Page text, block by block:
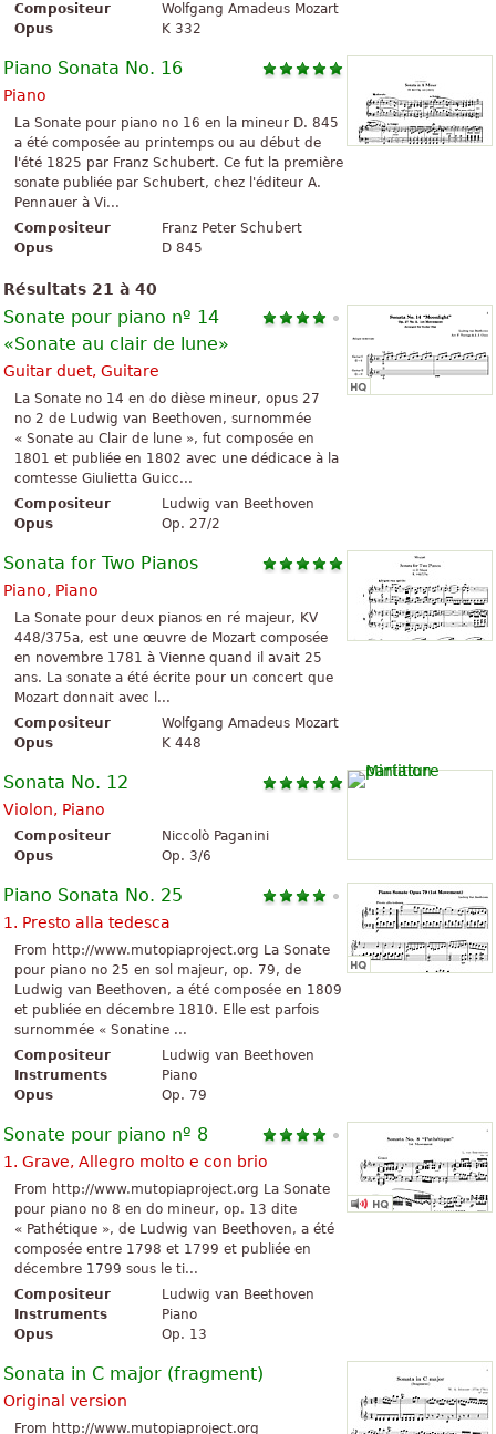
Compositeur
Wolfgang Amadeus Mozart
Opus
K 332
Piano Sonata No. 16
Piano
La Sonate pour piano no 16 en la mineur D. 845
a été composée au printemps ou au début de
l'été 1825 par Franz Schubert. Ce fut la première
sonate publiée par Schubert, chez l'éditeur A.
Pennauer à Vi...
Compositeur
Franz Peter Schubert
Opus
D 845
Résultats 21 à 40
Sonate pour piano nº 14
«Sonate au clair de lune»
Guitar duet, Guitare
La Sonate no 14 en do dièse mineur, opus 27
no 2 de Ludwig van Beethoven, surnommée
« Sonate au Clair de lune », fut composée en
1801 et publiée en 1802 avec une dédicace à la
comtesse Giulietta Guicc...
Compositeur
Ludwig van Beethoven
Opus
Op. 27/2
Sonata for Two Pianos
Piano, Piano
La Sonate pour deux pianos en ré majeur, KV
448/375a, est une œuvre de Mozart composée
en novembre 1781 à Vienne quand il avait 25
ans. La sonate a été écrite pour un concert que
Mozart donnait avec l...
Compositeur
Wolfgang Amadeus Mozart
Opus
K 448
Sonata No. 12
Violon, Piano
Compositeur
Niccolò Paganini
Opus
Op. 3/6
Piano Sonata No. 25
1. Presto alla tedesca
From http://www.mutopiaproject.org La Sonate
pour piano no 25 en sol majeur, op. 79, de
Ludwig van Beethoven, a été composée en 1809
et publiée en décembre 1810. Elle est parfois
surnommée « Sonatine ...
Compositeur
Ludwig van Beethoven
Instruments
Piano
Opus
Op. 79
Sonate pour piano nº 8
1. Grave, Allegro molto e con brio
From http://www.mutopiaproject.org La Sonate
pour piano no 8 en do mineur, op. 13 dite
« Pathétique », de Ludwig van Beethoven, a été
composée entre 1798 et 1799 et publiée en
décembre 1799 sous le ti...
Compositeur
Ludwig van Beethoven
Instruments
Piano
Opus
Op. 13
Sonata in C major (fragment)
Original version
From http://www.mutopiaproject.org